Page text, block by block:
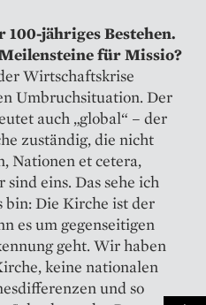
jähriges Bestehen.
für Missio?
Wirtschaftskrise
Umbruchsituation. Der
auch „global“ – der
zuständig, die nicht
Nationen et cetera,
eins. Das sehe ich
bin: Die Kirche ist der
es um gegenseitigen
geht. Wir haben
keine nationalen
und so